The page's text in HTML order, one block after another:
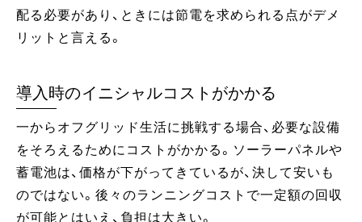
配る必要があり、ときには節電を求められる点がデメ
リットと言える。
導入時のイニシャルコストがかかる
一からオフグリッド生活に挑戦する場合、必要な設備
をそろえるためにコストがかかる。ソーラーパネルや
蓄電池は、価格が下がってきているが、決して安いも
のではない。後々のランニングコストで一定額の回収
が可能とはいえ、負担は大きい。